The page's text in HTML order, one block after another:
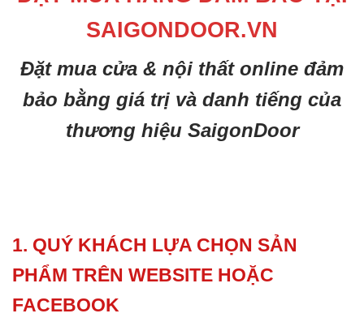
SAIGONDOOR.VN
Đặt mua cửa & nội thất online đảm
bảo bằng giá trị và danh tiếng của
thương hiệu SaigonDoor
1. QUÝ KHÁCH LỰA CHỌN SẢN
PHẨM TRÊN WEBSITE HOẶC
FACEBOOK